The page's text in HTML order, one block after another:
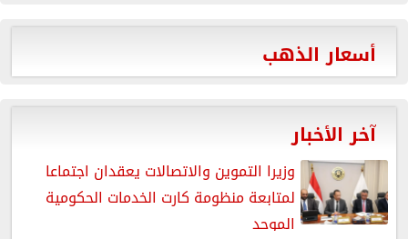
أسعار الذهب
آخر الأخبار
وزيرا التموين والاتصالات يعقدان اجتماعا
لمتابعة منظومة كارت الخدمات الحكومية
الموحد